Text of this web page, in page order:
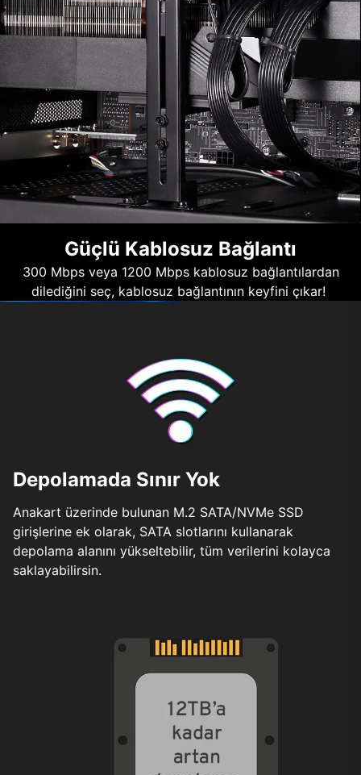
Güçlü Kablosuz Bağlantı
300 Mbps veya 1200 Mbps kablosuz bağlantılardan
dilediğini seç, kablosuz bağlantının keyfini çıkar!
Depolamada Sınır Yok
Anakart üzerinde bulunan M.2 SATA/NVMe SSD
girişlerine ek olarak, SATA slotlarını kullanarak
depolama alanını yükseltebilir, tüm verilerini kolayca
saklayabilirsin.